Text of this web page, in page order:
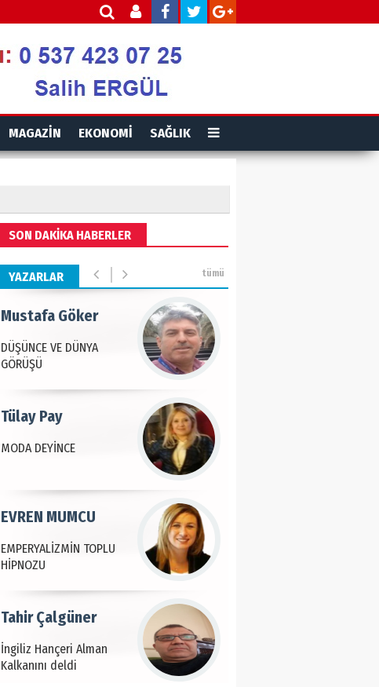
MAGAZİN EKONOMİ SAĞLIK
SON DAKİKA HABERLER
YAZARLAR tümü
EMPERYALİZM, UŞAKLARINA
AÇIK DESTEK VERİYOR…
DÜNYA DÜZENİ
Mesut Gencer
ANADOLU BASIN YAYIN
BİRLİĞİ
Alaeddin Usta
DÜŞÜNCE VE DÜNYA
GÖRÜŞÜ
Mustafa Göker
MODA DEYİNCE
Tülay Pay
EMPERYALİZMİN TOPLU
HİPNOZU
EVREN MUMCU
İngiliz Hançeri Alman
Kalkanını deldi
Tahir Çalgüner